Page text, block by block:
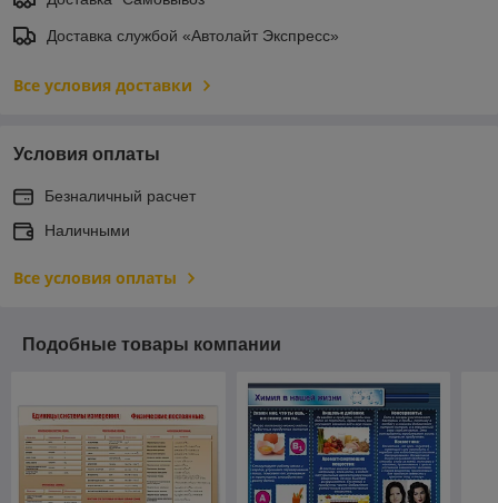
Доставка службой «Автолайт Экспресс»
Все условия доставки
Условия оплаты
Безналичный расчет
Наличными
Все условия оплаты
Подобные товары компании